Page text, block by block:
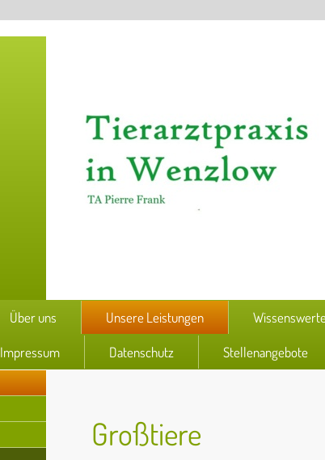
Über uns Unsere Leistungen
Impressum Datenschutz Stellenangebote
Großtiere